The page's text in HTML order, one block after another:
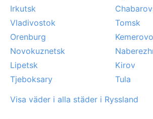
Irkutsk
Vladivostok
Tomsk
Orenburg
Kemerovo
Novokuznetsk
Lipetsk
Kirov
Tjeboksary
Tula
Visa väder i alla städer i Ryssland